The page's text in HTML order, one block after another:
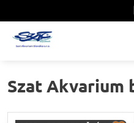
Szat Akvarium